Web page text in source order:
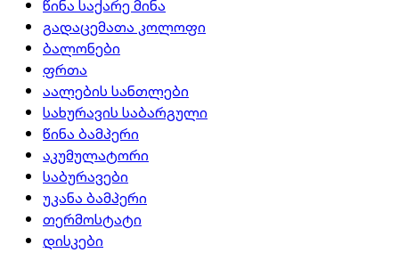
წინა საქარე მინა
გადაცემათა კოლოფი
ბალონები
ფრთა
აალების სანთლები
სახურავის საბარგული
წინა ბამპერი
აკუმულატორი
საბურავები
უკანა ბამპერი
თერმოსტატი
დისკები